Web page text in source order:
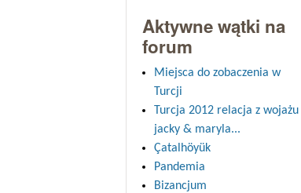
Aktywne wątki na
forum
Miejsca do zobaczenia w
Turcji
Turcja 2012 relacja z wojażu
jacky & maryla...
Çatalhöyük
Pandemia
Bizancjum